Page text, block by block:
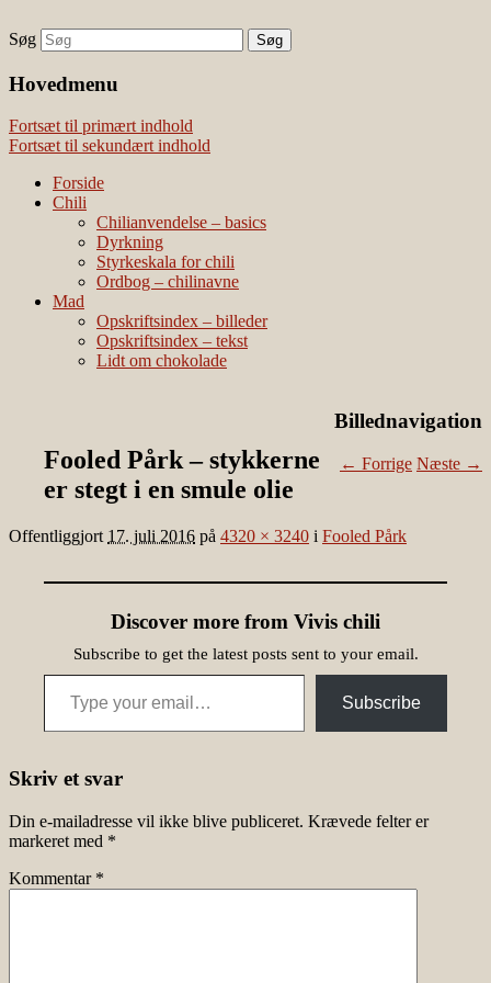
Наши партнеры
лучшие займы
Vivis chili
chili – dyrkning og mad
Søg
Hovedmenu
Fortsæt til primært indhold
Fortsæt til sekundært indhold
Forside
Chili
Chilianvendelse – basics
Dyrkning
Styrkeskala for chili
Ordbog – chilinavne
Mad
Opskriftsindex – billeder
Opskriftsindex – tekst
Lidt om chokolade
Billednavigation
← Forrige Næste →
Fooled Pårk – stykkerne
er stegt i en smule olie
Offentliggjort 17. juli 2016 på 4320 × 3240 i Fooled Pårk
Discover more from Vivis chili
Subscribe to get the latest posts sent to your email.
Type your email…
Subscribe
Skriv et svar
Din e-mailadresse vil ikke blive publiceret. Krævede felter er
markeret med *
Kommentar *